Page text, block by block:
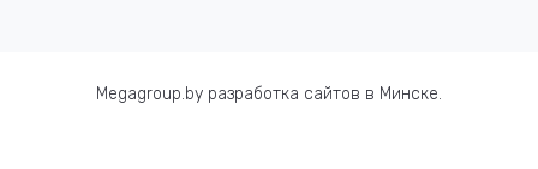
Megagroup.by разработка сайтов в Минске.